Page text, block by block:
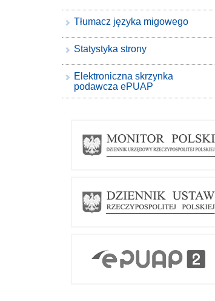
Tłumacz języka migowego
Statystyka strony
Elektroniczna skrzynka
podawcza ePUAP